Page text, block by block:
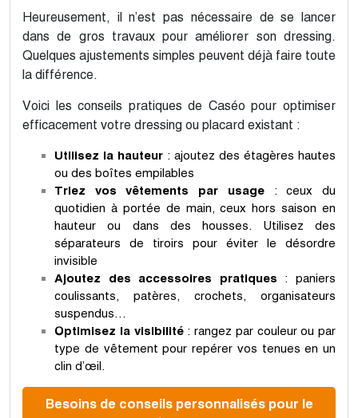
Heureusement, il n’est pas nécessaire de se lancer
dans de gros travaux pour améliorer son dressing.
Quelques ajustements simples peuvent déjà faire toute
la différence.
Voici les conseils pratiques de Caséo pour optimiser
efficacement votre dressing ou placard existant :
Utilisez la hauteur : ajoutez des étagères hautes
ou des boîtes empilables
Triez vos vêtements par usage: ceux du
quotidien à portée de main, ceux hors saison en
hauteur ou dans des housses. Utilisez des
séparateurs de tiroirs pour éviter le désordre
invisible
Ajoutez des accessoires pratiques : paniers
coulissants, patères, crochets, organisateurs
suspendus…
Optimisez la visibilité: rangez par couleur ou par
type de vêtement pour repérer vos tenues en un
clin d’œil.
Besoins de conseils personnalisés pour le